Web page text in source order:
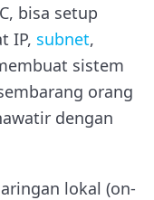
bisa setup
IP, subnet,
sistem
orang
dengan
lokal (on-